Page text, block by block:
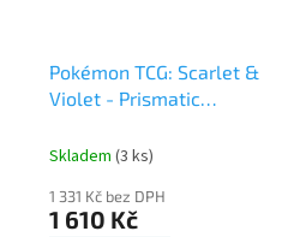
Pokémon TCG: Scarlet &
Violet - Prismatic
Glaceon
Skladem (3 ks)
1 331 Kč bez DPH
1 610 Kč